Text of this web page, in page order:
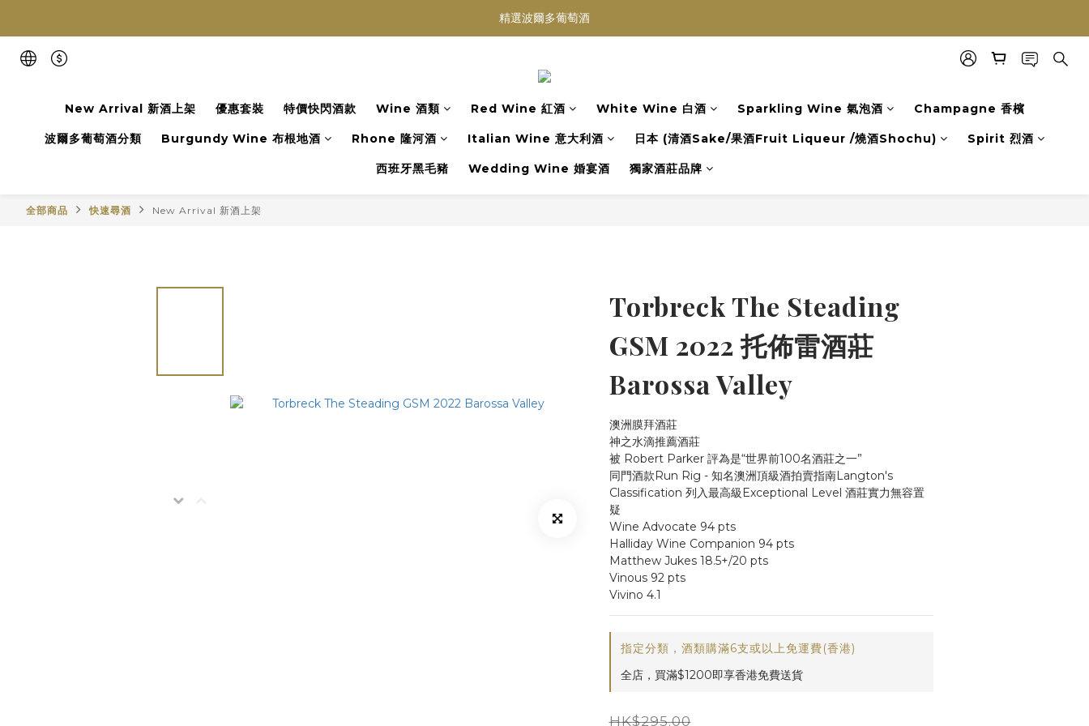
買滿任何酒類 六支 或買滿 $1200 (不限支數) 皆可享免費送貨
Wedding Wine 婚宴酒試酒服務
New Arrival 新酒上架 優惠套裝 特價快閃酒款 Wine 酒類 Red Wine 紅酒 White Wine 白酒 Sparkling Wine 氣泡酒 Champagne 香檳
波爾多葡萄酒分類 Burgundy Wine 布根地酒 Rhone 隆河酒 Italian Wine 意大利酒 日本 (清酒Sake/果酒Fruit Liqueur /燒酒Shochu) Spirit 烈酒
西班牙黑毛豬 Wedding Wine 婚宴酒 獨家酒莊品牌
全部商品 快速尋酒 New Arrival 新酒上架
Torbreck The Steading
GSM 2022 托佈雷酒莊
Barossa Valley
澳洲膜拜酒莊
神之水滴推薦酒莊
被 Robert Parker 評為是“世界前100名酒莊之一”
同門酒款Run Rig - 知名澳洲頂級酒拍賣指南Langton's
Classification 列入最高級Exceptional Level 酒莊實力無容置
疑
Wine Advocate 94 pts
Halliday Wine Companion 94 pts
Matthew Jukes 18.5+/20 pts
Vinous 92 pts
Vivino 4.1
指定分類，酒類購滿6支或以上免運費(香港)
全店，買滿$1200即享香港免費送貨
HK$295.00